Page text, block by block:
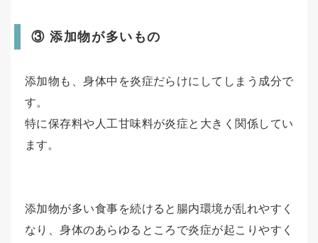
③ 添加物が多いもの
添加物も、身体中を炎症だらけにしてしまう成分で
す。
特に保存料や人工甘味料が炎症と大きく関係してい
ます。
添加物が多い食事を続けると腸内環境が乱れやすく
なり、身体のあらゆるところで炎症が起こりやすく